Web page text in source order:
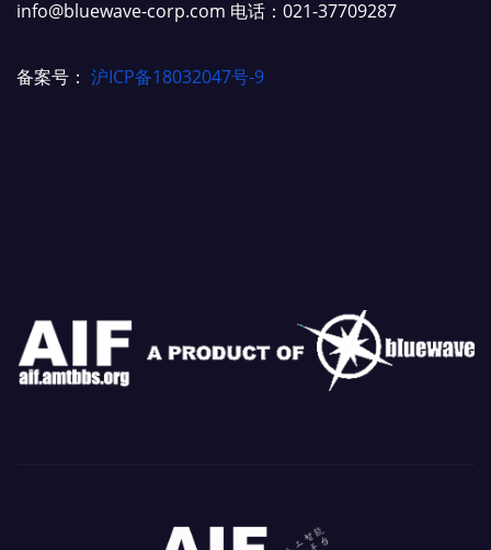
info@bluewave-corp.com 电话：021-37709287
备案号： 沪ICP备18032047号-9